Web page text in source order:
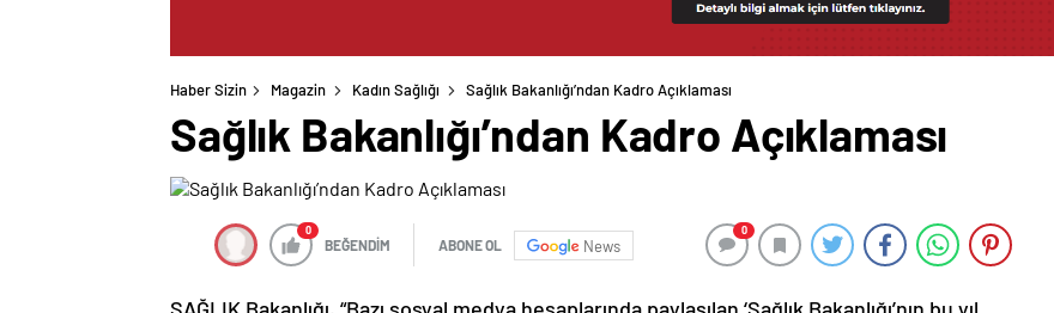
Haber Sizin Magazin Kadın Sağlığı Sağlık Bakanlığı’ndan Kadro Açıklaması
Sağlık Bakanlığı’ndan Kadro Açıklaması
0
BEĞENDİM ABONE OL News
0